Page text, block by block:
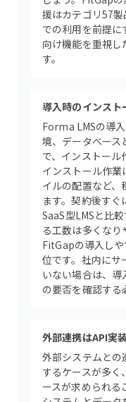
援はカテゴリ57
での利用を前提
向け機能を重視し
す。
導入時のインスト
Forma LMSの導
境、データベース
で、インストール
インストール作業
イルの配置など
ます。契約後す
SaaS型LMSと比
る工数は多くなり
FitGapの導入し
位です。社内にサ
いない場合は、
の要否を確認する
外部連携はAPI実
外部システムとの
するケースが多く
ースが求められる